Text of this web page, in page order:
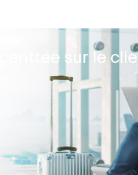
sur le